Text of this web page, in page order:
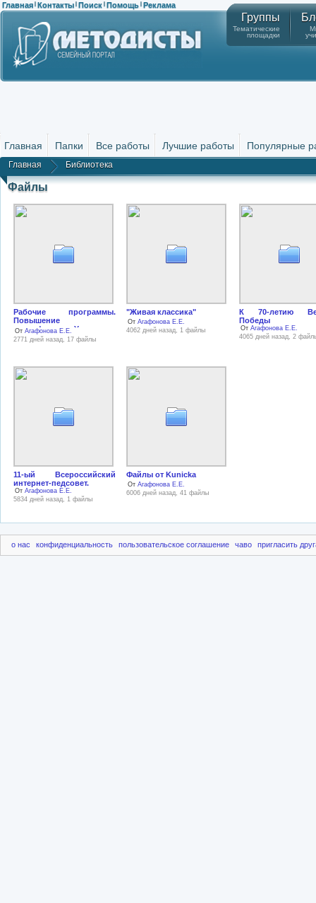
Главная | Контакты | Поиск | Помощь | Реклама
Группы
Тематические
площадки
Главная Папки Все работы Лучшие работы Популярные
Главная Библиотека
Файлы
Рабочие программы.
Повышение
квалификации.Удостоверения,
дипломы,сертификаты
От Агафонова Е.Е.
2771 дней назад, 17 файлы
"Живая классика"
От Агафонова Е.Е.
4062 дней назад, 1 файлы
К 70-летию
Победы
От Агафонова Е.Е.
4065 дней назад, 2
11-ый Всероссийский
интернет-педсовет.
От Агафонова Е.Е.
5834 дней назад, 1 файлы
Файлы от Kunicka
От Агафонова Е.Е.
6006 дней назад, 41 файлы
о нас конфиденциальность пользовательское соглашение чаво пригласить